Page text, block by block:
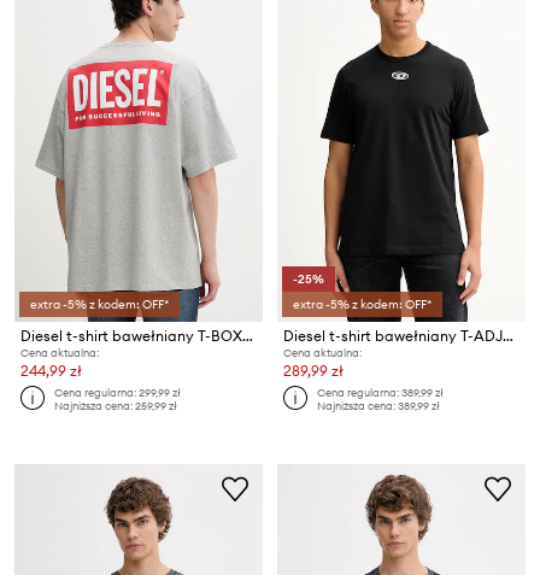
extra -5% z kodem: OFF*
Diesel t-shirt bawełniany T-BOXT-BISK
Cena aktualna:
244,99 zł
Cena regularna:299,99 zł
Najniższa cena:259,99 zł
-25%
extra -5% z kodem: OFF*
Diesel t-shirt bawełniany T-ADJUST-OD
Cena aktualna:
289,99 zł
Cena regularna:389,99 zł
Najniższa cena:389,99 zł